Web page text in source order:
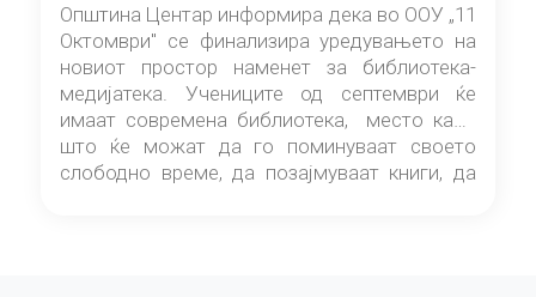
Општина Центар информира дека во ООУ „11
Октомври" се финализира уредувањето на
новиот простор наменет за библиотека-
медијатека. Учениците од септември ќе
имаат современа библиотека, место каде
што ќе можат да го поминуваат своето
слободно време, да позајмуваат книги, да